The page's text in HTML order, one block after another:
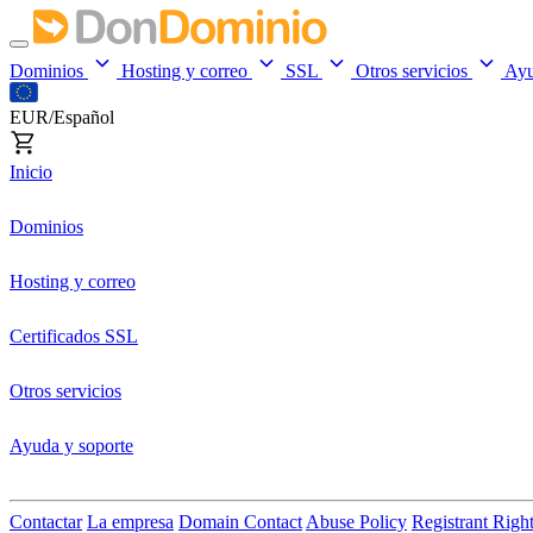
Dominios Hosting y correo SSL Otros servicios
EUR/Español
Inicio
Dominios
Hosting y correo
Certificados SSL
Otros servicios
Ayuda y soporte
Contactar La empresa Domain Contact Abuse Policy Registrant